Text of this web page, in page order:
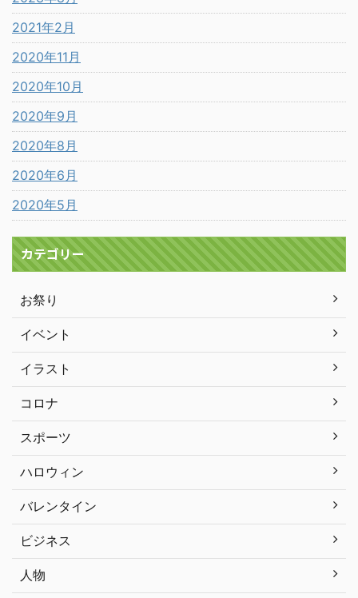
2021年2月
2020年11月
2020年10月
2020年9月
2020年8月
2020年6月
2020年5月
カテゴリー
お祭り
イベント
イラスト
コロナ
スポーツ
ハロウィン
バレンタイン
ビジネス
人物